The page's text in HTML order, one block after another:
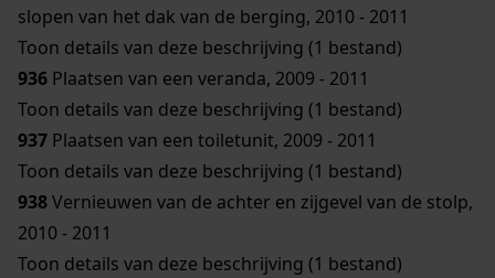
slopen van het dak van de berging, 2010 - 2011
Toon details van deze beschrijving (1 bestand)
936 Plaatsen van een veranda, 2009 - 2011
Toon details van deze beschrijving (1 bestand)
937 Plaatsen van een toiletunit, 2009 - 2011
Toon details van deze beschrijving (1 bestand)
938Vernieuwen van de achter en zijgevel van de stolp,
2010 - 2011
Toon details van deze beschrijving (1 bestand)